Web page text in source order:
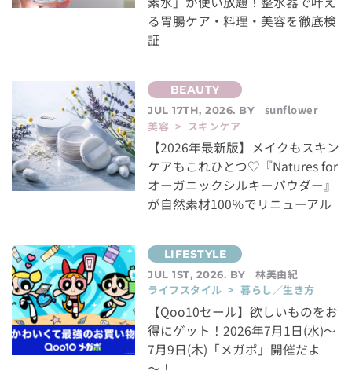
る胃腸ケア・料理・美容を徹底検
証
JUL 17TH, 2026. BY
sunflower
美容 > スキンケア
【2026年最新版】メイクもスキン
ケアもこれひとつ♡『Natures for
オーガニックシルキーパウダー』
が自然素材100％でリニューアル
JUL 1ST, 2026. BY
林美由紀
ライフスタイル > 暮らし／生き方
【Qoo10セール】欲しいものをお
得にゲット！2026年7月1日(水)～
7月9日(木)「メガポ」開催だよ